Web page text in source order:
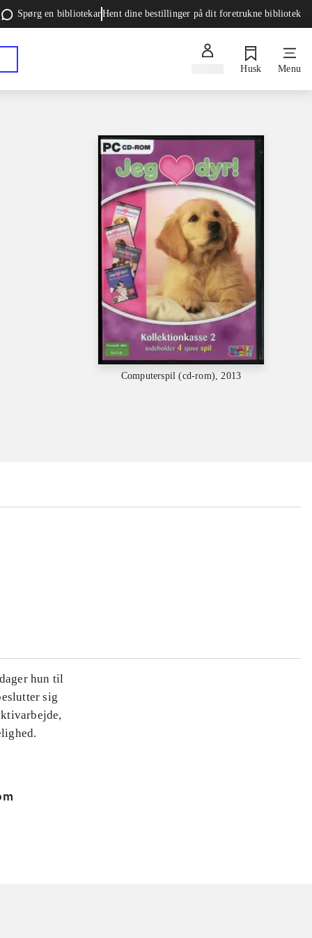
Spørg en bibliotekarHent dine bestillinger på dit foretrukne bibliotek
Husk Menu
Computerspil (cd-rom), 2013
hun til
sig